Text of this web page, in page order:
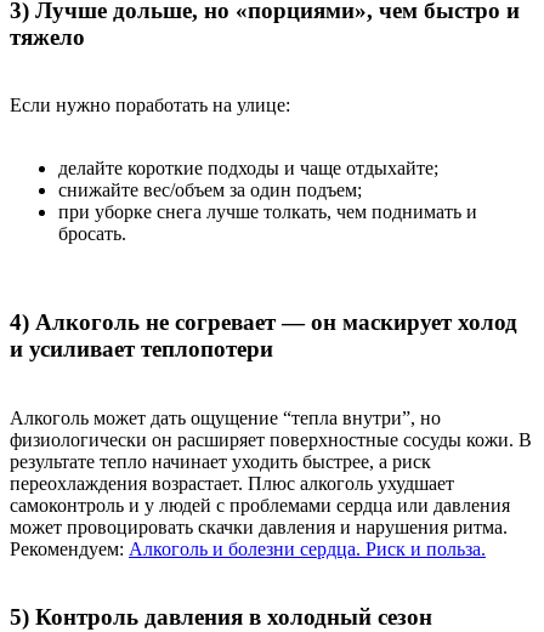
3) Лучше дольше, но «порциями», чем быстро и
тяжело
Если нужно поработать на улице:
делайте короткие подходы и чаще отдыхайте;
снижайте вес/объем за один подъем;
при уборке снега лучше толкать, чем поднимать и
бросать.
4) Алкоголь не согревает — он маскирует холод
и усиливает теплопотери
Алкоголь может дать ощущение “тепла внутри”, но
физиологически он расширяет поверхностные сосуды кожи. В
результате тепло начинает уходить быстрее, а риск
переохлаждения возрастает. Плюс алкоголь ухудшает
самоконтроль и у людей с проблемами сердца или давления
может провоцировать скачки давления и нарушения ритма.
Рекомендуем: Алкоголь и болезни сердца. Риск и польза.
5) Контроль давления в холодный сезон